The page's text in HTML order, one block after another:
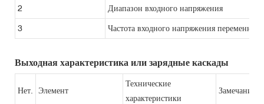
2 Диапазон входного напряжения
3 Частота входного напряжения
Выходная характеристика или зарядные каскады
Нет. Элемент
Технические
характеристики
Замечание